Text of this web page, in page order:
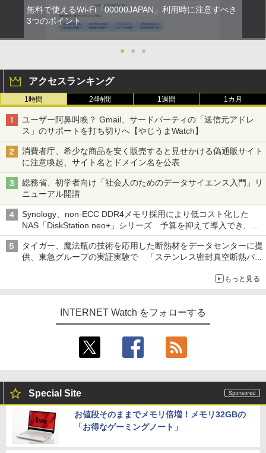
無料で使えるWi-Fi「00000JAPAN」利用時に注意すべき
3つのポイント
● ● ●
アクセスランキング
1時間 24時間 1週間 1カ月
ユーザー阿鼻叫喚？ Gmail、サードパーティの「送信元アドレ
ス」のサポートを打ち切りへ【やじうまWatch】
消費者庁、希少な商品を安く販売すると見せかける偽通販サイト
に注意喚起、サイト名とドメイン名を公表
総務省、初学者向け「社会人のためのデータサイエンス入門」リ
ニューアル開講
Synology、non-ECC DDR4メモリ採用により低コスト化した
NAS「DiskStation neo+」シリーズ 予算を抑えて導入でき、
ECCメモリへのアップグレードも可能
タイガー、魔法瓶の技術を応用した断熱材をデータセンターに提
供、東急グループの実証実験で 「ステンレス密封真空断熱パネ
もっと見る
INTERNET Watch をフォローする
Special Site
お値段そのままでメモリ倍増！メモリ32GBの
「お得なゲーミングノート」